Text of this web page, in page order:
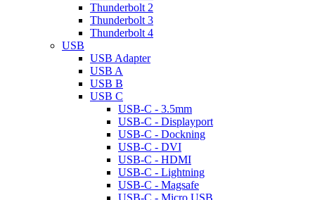
Thunderbolt 2
Thunderbolt 3
Thunderbolt 4
USB
USB Adapter
USB A
USB B
USB C
USB-C - 3.5mm
USB-C - Displayport
USB-C - Dockning
USB-C - DVI
USB-C - HDMI
USB-C - Lightning
USB-C - Magsafe
USB-C - Micro USB